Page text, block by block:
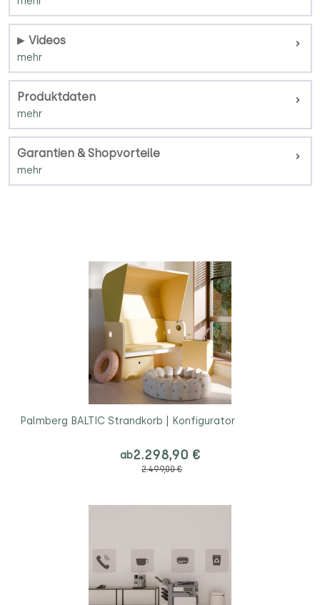
Videos
Produktdaten
Garantien & Shopvorteile
Palmberg BALTIC Strandkorb | Konfigurator
ab2.298,90 €
2.499,00 €